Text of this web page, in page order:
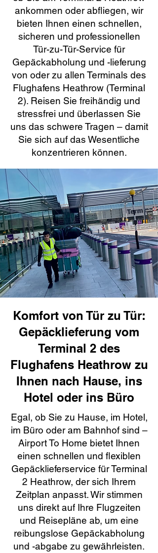
ankommen oder abfliegen, wir
bieten Ihnen einen schnellen,
sicheren und professionellen
Tür-zu-Tür-Service für
Gepäckabholung und -lieferung
von oder zu allen Terminals des
Flughafens Heathrow (Terminal
2). Reisen Sie freihändig und
stressfrei und überlassen Sie
uns das schwere Tragen – damit
Sie sich auf das Wesentliche
konzentrieren können.
Komfort von Tür zu Tür:
Gepäcklieferung vom
Terminal 2 des
Flughafens Heathrow zu
Ihnen nach Hause, ins
Hotel oder ins Büro
Egal, ob Sie zu Hause, im Hotel,
im Büro oder am Bahnhof sind –
Airport To Home bietet Ihnen
einen schnellen und flexiblen
Gepäcklieferservice für Terminal
2 Heathrow, der sich Ihrem
Zeitplan anpasst. Wir stimmen
uns direkt auf Ihre Flugzeiten
und Reisepläne ab, um eine
reibungslose Gepäckabholung
und -abgabe zu gewährleisten.